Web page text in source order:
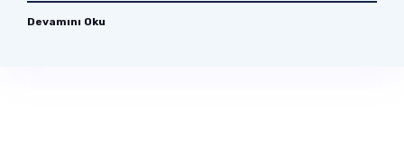
Devamını Oku